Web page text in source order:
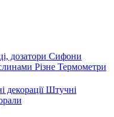
дозатори Сифони
Різне Термометри
декораціїШтучні